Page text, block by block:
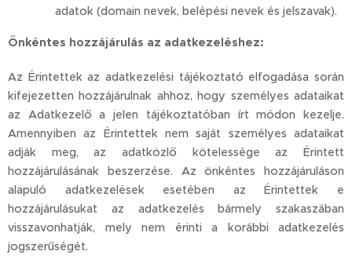
adatok (domain nevek, belépési nevek és jelszavak).
Önkéntes hozzájárulás az adatkezeléshez:
Az Érintettek az adatkezelési tájékoztató elfogadása során
kifejezetten hozzájárulnak ahhoz, hogy személyes adataikat
az Adatkezelő a jelen tájékoztatóban írt módon kezelje.
Amennyiben az Érintettek nem saját személyes adataikat
adják meg, az adatközlő kötelessége az Érintett
hozzájárulásának beszerzése. Az önkéntes hozzájáruláson
alapuló adatkezelések esetében az Érintettek e
hozzájárulásukat az adatkezelés bármely szakaszában
visszavonhatják, mely nem érinti a korábbi adatkezelés
jogszerűségét.